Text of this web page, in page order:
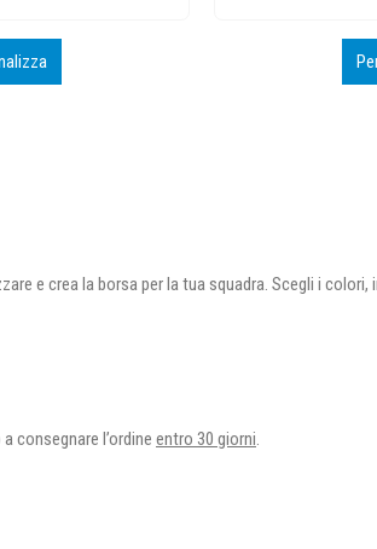
e crea la borsa per la tua squadra. Scegli i
consegnare l’ordine entro 30 giorni.